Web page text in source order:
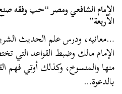
الإمام الشافعي ومصر “حب وفقه
الأربعة”
…معانيه، ودرس علم الحديث
الإمام مالك وضبط القواعد التي
منها والمنسوخ، وكذلك أوتي فهم
بالدعوة…